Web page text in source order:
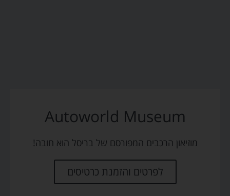
Autoworld Museum
מוזיאון הרכבים המפורסם של בריסל הוא חובה!
לפרטים והזמנת כרטיסים